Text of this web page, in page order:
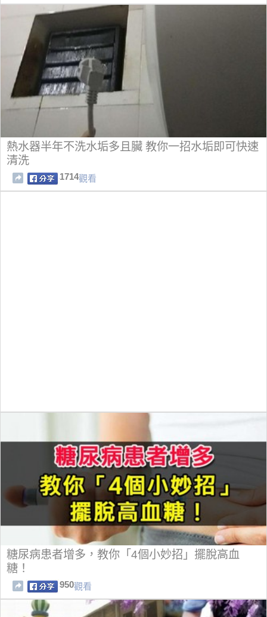
熱水器半年不洗水垢多且臟 教你一招水垢即可快速
清洗
1714觀看
糖尿病患者增多，教你「4個小妙招」擺脫高血
糖！
950觀看